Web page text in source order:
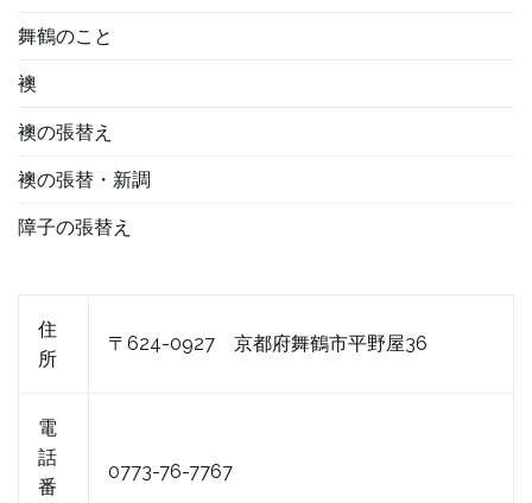
舞鶴のこと
襖
襖の張替え
襖の張替・新調
障子の張替え
住
所
〒624-0927 京都府舞鶴市平野屋36
電
話
番
0773-76-7767